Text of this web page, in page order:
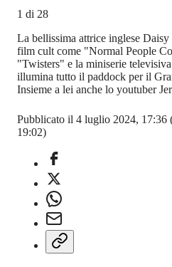
1 di 28
La bellissima attrice inglese
film cult come "Normal People
"Twisters" e la miniserie
illumina tutto il paddock per il
Insieme a lei anche lo youtuber
Pubblicato il 4 luglio 2024, 17:36
19:02)